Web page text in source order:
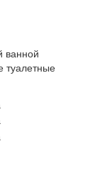
ванной
туалетные